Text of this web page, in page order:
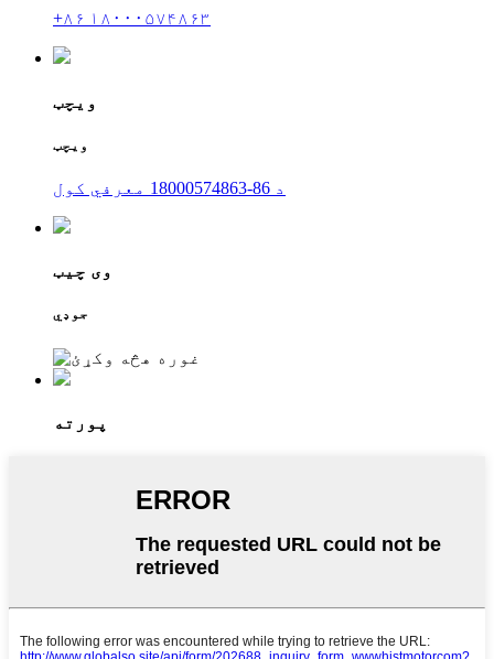
+۸۶ ۱۸۰۰۰۵۷۴۸۶۳
ویچټ
ویچټ
د 86-18000574863 معرفي کول
وی چیټ
جوډي
پورته